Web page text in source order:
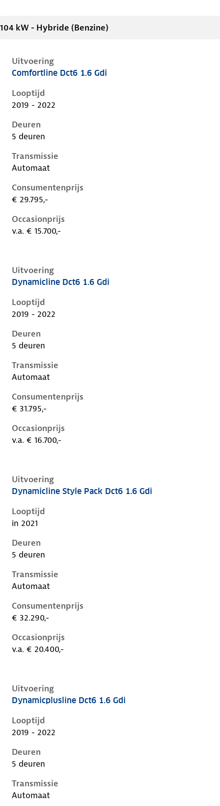
104 kW - Hybride (Benzine)
Uitvoering
Kia Niro i-de-1e-facelift, 1.6 gdi, 104 kW, Hybride
Comfortline Dct6 1.6 Gdi
Looptijd
2019 - 2022
Deuren
5 deuren
Transmissie
Automaat
Consumentenprijs
€ 29.795,-
Occasionprijs
v.a. € 15.700,-
Uitvoering
Kia Niro i-de-1e-facelift, 1.6 gdi, 104 kW, Hybride
Dynamicline Dct6 1.6 Gdi
Looptijd
2019 - 2022
Deuren
5 deuren
Transmissie
Automaat
Consumentenprijs
€ 31.795,-
Occasionprijs
v.a. € 16.700,-
Uitvoering
Kia Niro i-de-1e-facelift, 1.6 gdi, 104 kW, Hybride
Dynamicline Style Pack Dct6 1.6 Gdi
Looptijd
in 2021
Deuren
5 deuren
Transmissie
Automaat
Consumentenprijs
€ 32.290,-
Occasionprijs
v.a. € 20.400,-
Uitvoering
Kia Niro i-de-1e-facelift, 1.6 gdi, 104 kW, Hybride
Dynamicplusline Dct6 1.6 Gdi
Looptijd
2019 - 2022
Deuren
5 deuren
Transmissie
Automaat